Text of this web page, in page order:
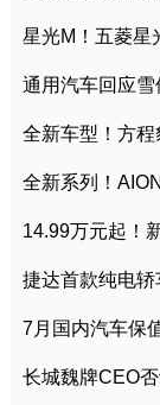
星光M！五菱星
通用汽车回应
全新车型！方
全新系列！
14.99万元起！
捷达首款纯电
7月国内汽车保
长城魏牌CEO